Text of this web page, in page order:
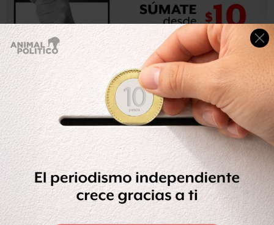
“Lo dispuesto en la presente regla resulta aplicablea la
enajenación de los productos antes mencionadosen las
tiendas denominadas “de conveniencia” o de “cercanía”,
“mini súpers”, tiendas de autoservicio y en general en
cualquier establecimiento en los que se enajenen al
público en general dichos productos y que se
encuentran en los refrigeradores o en el área de comida
rápida o “fast food” según se trate”, indica la Resolución.